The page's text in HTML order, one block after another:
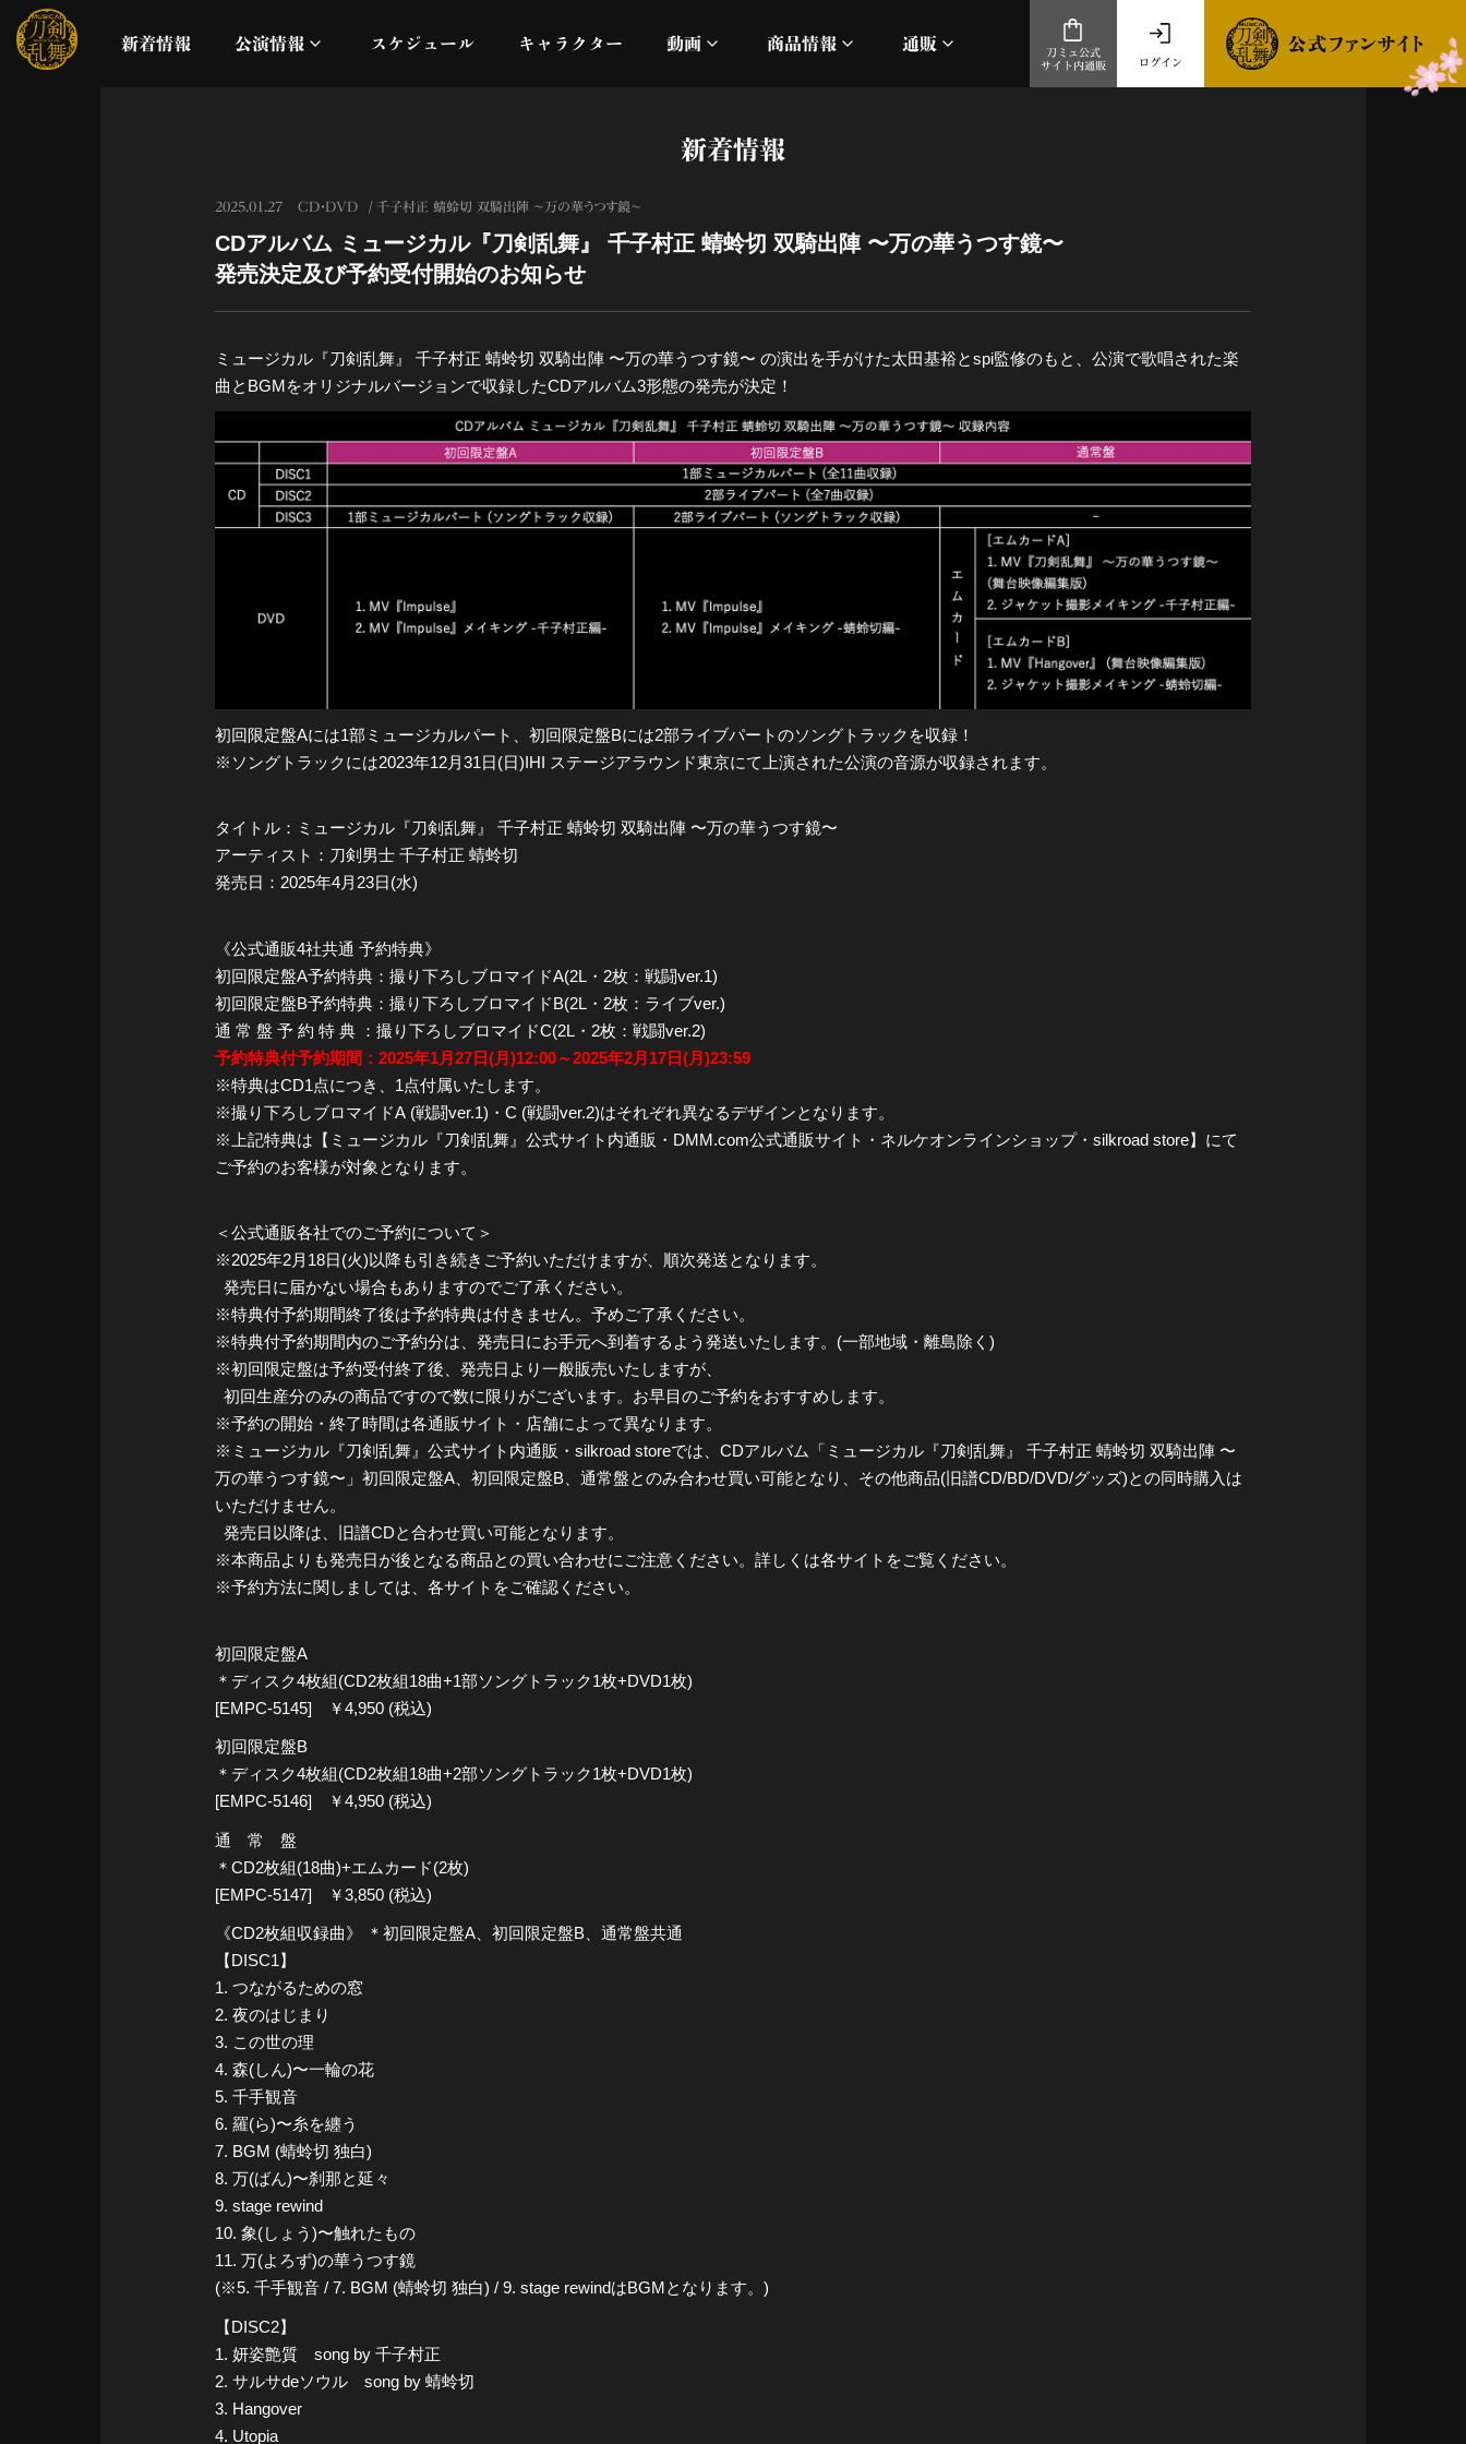
新着情報 公演情報
これまでの公演
スケジュール キャラクター 動画
オフィシャルムービー
商品情報
加州清光 単騎出陣 極
目出度歌誉花舞 十周年祝賀祭
全公演グッズ
通販
ログイン
刀ミュ公式
サイト内通販
新着情報
2025.01.27 CD・DVD 千子村正 蜻蛉切 双騎出陣 ～万の華うつす鏡～
CDアルバム ミュージカル『刀剣乱舞』 千子村正 蜻蛉切 双騎出陣 〜万の華うつす鏡〜
発売決定及び予約受付開始のお知らせ
ミュージカル『刀剣乱舞』 千子村正 蜻蛉切 双騎出陣 〜万の華うつす鏡〜 の演出を手がけた太田基裕とspi監修のもと、公演で歌唱された楽
曲とBGMをオリジナルバージョンで収録したCDアルバム3形態の発売が決定！
初回限定盤Aには1部ミュージカルパート、初回限定盤Bには2部ライブパートのソングトラックを収録！
※ソングトラックには2023年12月31日(日)IHI ステージアラウンド東京にて上演された公演の音源が収録されます。
タイトル：ミュージカル『刀剣乱舞』 千子村正 蜻蛉切 双騎出陣 〜万の華うつす鏡〜
アーティスト：刀剣男士 千子村正 蜻蛉切
発売日：2025年4月23日(水)
《公式通販4社共通 予約特典》
初回限定盤A予約特典：撮り下ろしブロマイドA(2L・2枚：戦闘ver.1)
初回限定盤B予約特典：撮り下ろしブロマイドB(2L・2枚：ライブver.)
通 常 盤 予 約 特 典 ：撮り下ろしブロマイドC(2L・2枚：戦闘ver.2)
予約特典付予約期間：2025年1月27日(月)12:00～2025年2月17日(月)23:59
※特典はCD1点につき、1点付属いたします。
※撮り下ろしブロマイドA (戦闘ver.1)・C (戦闘ver.2)はそれぞれ異なるデザインとなります。
※上記特典は【ミュージカル『刀剣乱舞』公式サイト内通販・DMM.com公式通販サイト・ネルケオンラインショップ・silkroad store】にて
ご予約のお客様が対象となります。
＜公式通販各社でのご予約について＞
※2025年2月18日(火)以降も引き続きご予約いただけますが、順次発送となります。
発売日に届かない場合もありますのでご了承ください。
※特典付予約期間終了後は予約特典は付きません。予めご了承ください。
※特典付予約期間内のご予約分は、発売日にお手元へ到着するよう発送いたします。(一部地域・離島除く)
※初回限定盤は予約受付終了後、発売日より一般販売いたしますが、
初回生産分のみの商品ですので数に限りがございます。お早目のご予約をおすすめします。
※予約の開始・終了時間は各通販サイト・店舗によって異なります。
※ミュージカル『刀剣乱舞』公式サイト内通販・silkroad storeでは、CDアルバム「ミュージカル『刀剣乱舞』 千子村正 蜻蛉切 双騎出陣 〜
万の華うつす鏡〜」初回限定盤A、初回限定盤B、通常盤とのみ合わせ買い可能となり、その他商品(旧譜CD/BD/DVD/グッズ)との同時購入は
いただけません。
発売日以降は、旧譜CDと合わせ買い可能となります。
※本商品よりも発売日が後となる商品との買い合わせにご注意ください。詳しくは各サイトをご覧ください。
※予約方法に関しましては、各サイトをご確認ください。
初回限定盤A
＊ディスク4枚組(CD2枚組18曲+1部ソングトラック1枚+DVD1枚)
[EMPC-5145] ￥4,950 (税込)
初回限定盤B
＊ディスク4枚組(CD2枚組18曲+2部ソングトラック1枚+DVD1枚)
[EMPC-5146] ￥4,950 (税込)
通 常 盤
＊CD2枚組(18曲)+エムカード(2枚)
[EMPC-5147] ￥3,850 (税込)
《CD2枚組収録曲》 ＊初回限定盤A、初回限定盤B、通常盤共通
【DISC1】
1. つながるための窓
2. 夜のはじまり
3. この世の理
4. 森(しん)〜一輪の花
5. 千手観音
6. 羅(ら)〜糸を纏う
7. BGM (蜻蛉切 独白)
8. 万(ばん)〜刹那と延々
9. stage rewind
10. 象(しょう)〜触れたもの
11. 万(よろず)の華うつす鏡
(※5. 千手観音 / 7. BGM (蜻蛉切 独白) / 9. stage rewindはBGMとなります。)
【DISC2】
1. 妍姿艶質 song by 千子村正
2. サルサdeソウル song by 蜻蛉切
3. Hangover
4. Utopia